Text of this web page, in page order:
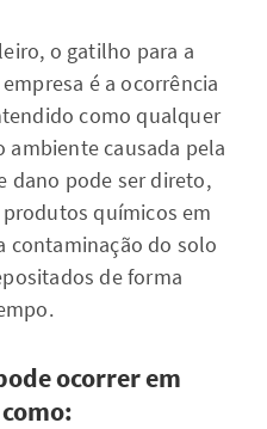
o gatilho para a
é a ocorrência
como qualquer
ambiente causada pela
dano pode ser direto,
químicos em
contaminação do solo
de forma
ocorrer em